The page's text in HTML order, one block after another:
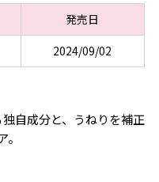
発売日
2024/09/02
自成分と、うねりを補正